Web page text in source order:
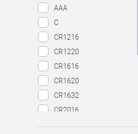
AAA
C
CR1216
CR1220
CR1616
CR1620
CR1632
CR2016